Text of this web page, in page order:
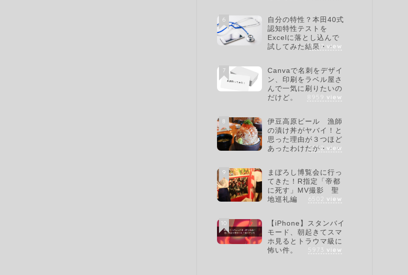
6
自分の特性？本田40式
認知特性テストを
Excelに落とし込んで
試してみた結果・・
9617 view
7
Canvaで名刺をデザイ
ン、印刷をラベル屋さ
んで一気に刷りたいの
だけど。
8959 view
8
伊豆高原ビール 漁師
の漬け丼がヤバイ！と
思った理由が３つほど
あったわけだが・・・
7572 view
9
まぼろし博覧会に行っ
てきた！R指定「帝都
に死す」MV撮影 聖
地巡礼編
6502 view
10
【iPhone】スタンバイ
モード、朝起きてスマ
ホ見るとトラウマ級に
怖い件。
5973 view